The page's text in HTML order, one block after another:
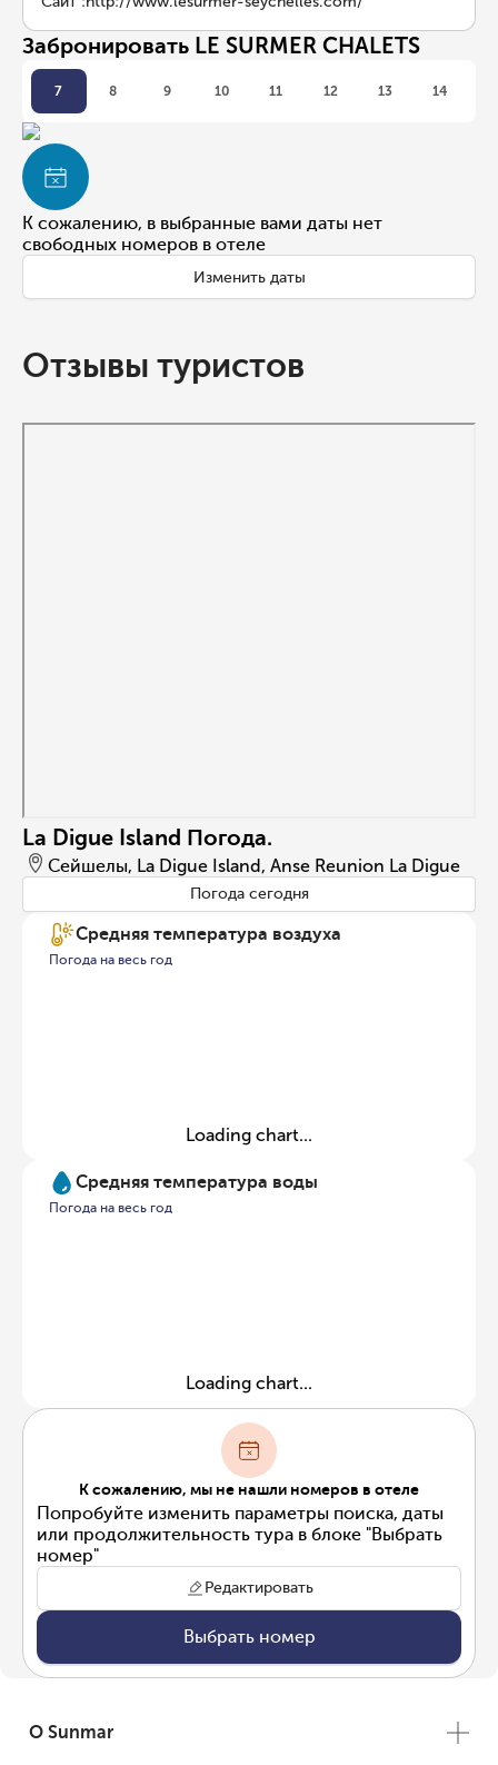
Забронировать LE SURMER CHALETS
7 8 9 10 11 12 13 14
К сожалению, в выбранные вами даты нет
свободных номеров в отеле
Изменить даты
Отзывы туристов
La Digue Island Погода.
Сейшелы, La Digue Island, Anse Reunion La Digue
Погода сегодня
Средняя температура воздуха
Погода на весь год
Loading chart...
Средняя температура воды
Погода на весь год
Loading chart...
К сожалению, мы не нашли номеров в отеле
Попробуйте изменить параметры поиска, даты
или продолжительность тура в блоке "Выбрать
номер"
Редактировать
Выбрать номер
О Sunmar